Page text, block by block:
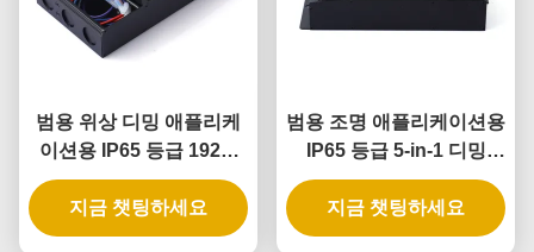
범용 위상 디밍 애플리케
이션용 IP65 등급 192W
5-in-1 디밍 가능 LED 변
압기
지금 챗팅하세요
범용 조명 애플리케이션용
IP65 등급 5-in-1 디밍
LED 드라이버, 288W 출
력 전력
지금 챗팅하세요